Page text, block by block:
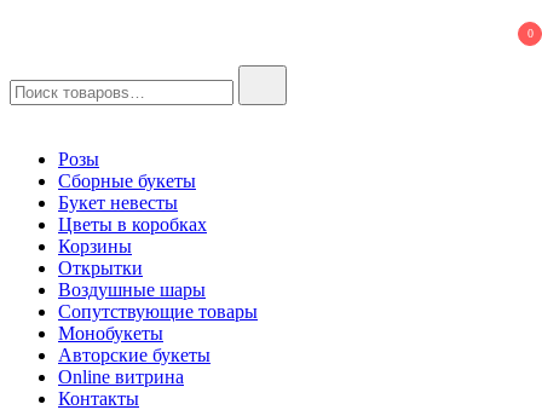
0
Розы
Сборные букеты
Букет невесты
Цветы в коробках
Корзины
Открытки
Воздушные шары
Сопутствующие товары
Монобукеты
Авторские букеты
Online витрина
Контакты